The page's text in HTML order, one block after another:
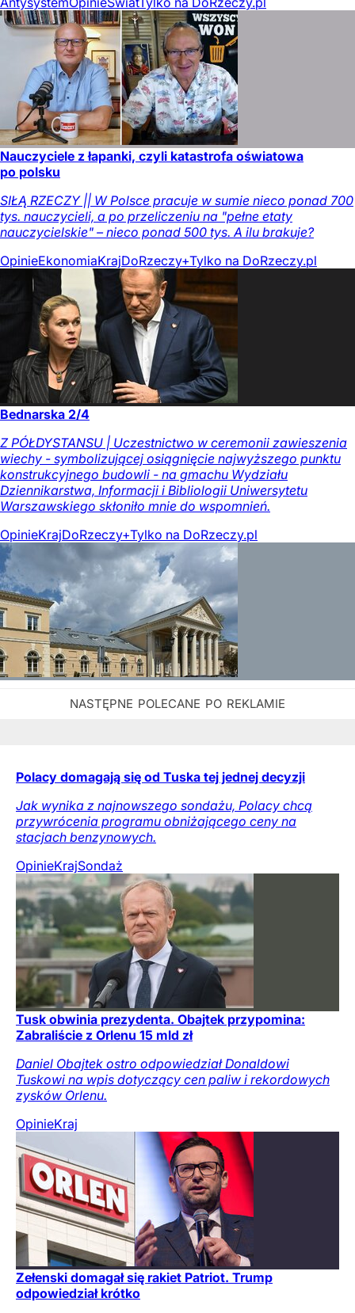
Nauczyciele z łapanki, czyli katastrofa oświatowa
po polsku
SIŁĄ RZECZY || W Polsce pracuje w sumie nieco ponad 700
tys. nauczycieli, a po przeliczeniu na "pełne etaty
nauczycielskie" – nieco ponad 500 tys. A ilu brakuje?
OpinieEkonomiaKrajDoRzeczy+Tylko na DoRzeczy.pl
Bednarska 2/4
Z PÓŁDYSTANSU | Uczestnictwo w ceremonii zawieszenia
wiechy - symbolizującej osiągnięcie najwyższego punktu
konstrukcyjnego budowli - na gmachu Wydziału
Dziennikarstwa, Informacji i Bibliologii Uniwersytetu
Warszawskiego skłoniło mnie do wspomnień.
OpinieKrajDoRzeczy+Tylko na DoRzeczy.pl
Polacy domagają się od Tuska tej jednej decyzji
Jak wynika z najnowszego sondażu, Polacy chcą
przywrócenia programu obniżającego ceny na
stacjach benzynowych.
OpinieKrajSondaż
Tusk obwinia prezydenta. Obajtek przypomina:
Zabraliście z Orlenu 15 mld zł
Daniel Obajtek ostro odpowiedział Donaldowi
Tuskowi na wpis dotyczący cen paliw i rekordowych
zysków Orlenu.
OpinieKraj
Zełenski domagał się rakiet Patriot. Trump
odpowiedział krótko